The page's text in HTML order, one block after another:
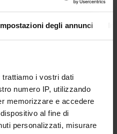
degli annunci
trattiamo i vostri dati
numero IP, utilizzando
memorizzare e accedere
al fine di
personalizzati, misurare